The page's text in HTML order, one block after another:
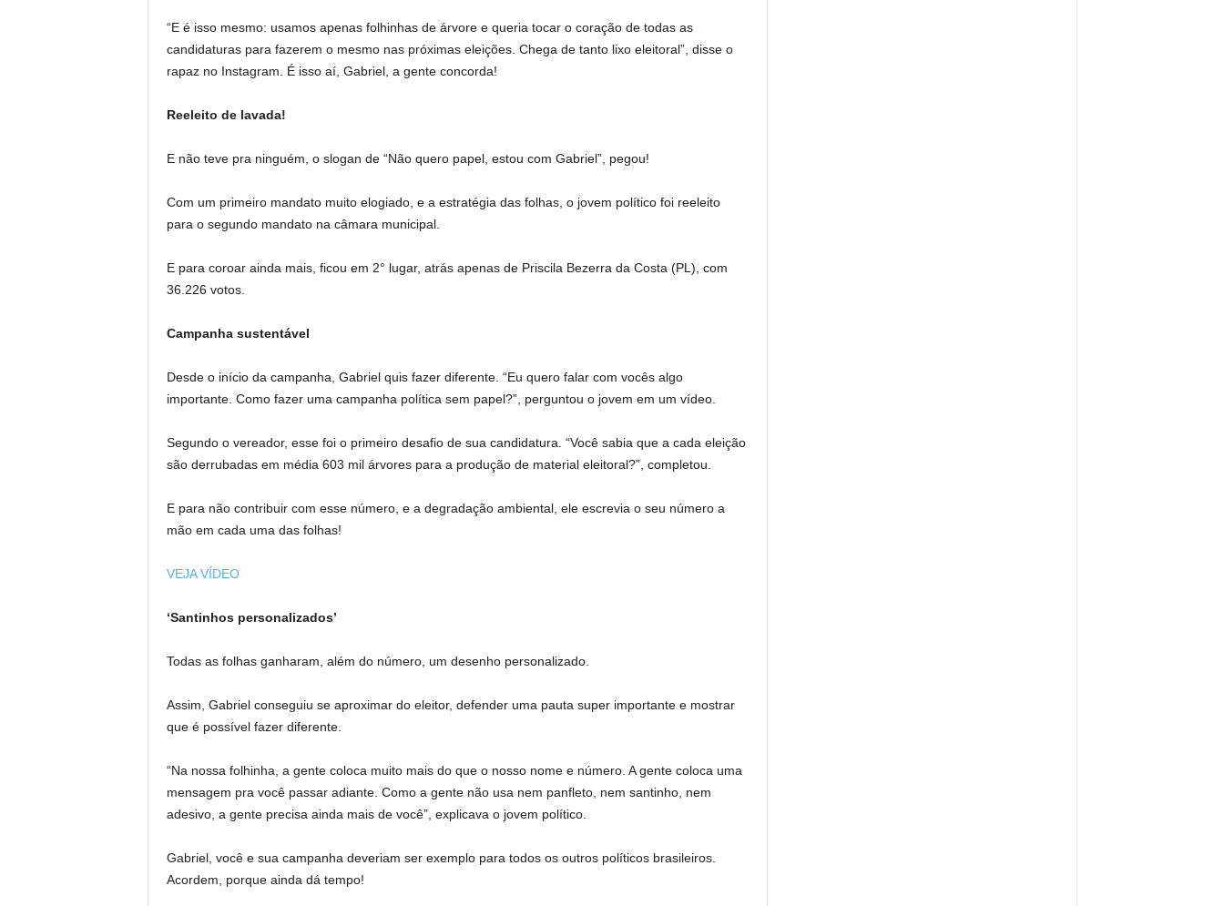
“E é isso mesmo: usamos apenas folhinhas de árvore e queria tocar o coração de todas as
candidaturas para fazerem o mesmo nas próximas eleições. Chega de tanto lixo eleitoral”, disse o
rapaz no Instagram. É isso aí, Gabriel, a gente concorda!
Reeleito de lavada!
E não teve pra ninguém, o slogan de “Não quero papel, estou com Gabriel”, pegou!
Com um primeiro mandato muito elogiado, e a estratégia das folhas, o jovem político foi reeleito
para o segundo mandato na câmara municipal.
E para coroar ainda mais, ficou em 2° lugar, atrás apenas de Priscila Bezerra da Costa (PL), com
36.226 votos.
Campanha sustentável
Desde o início da campanha, Gabriel quis fazer diferente. “Eu quero falar com vocês algo
importante. Como fazer uma campanha política sem papel?”, perguntou o jovem em um vídeo.
Segundo o vereador, esse foi o primeiro desafio de sua candidatura. “Você sabia que a cada eleição
são derrubadas em média 603 mil árvores para a produção de material eleitoral?”, completou.
E para não contribuir com esse número, e a degradação ambiental, ele escrevia o seu número a
mão em cada uma das folhas!
VEJA VÍDEO
‘Santinhos personalizados’
Todas as folhas ganharam, além do número, um desenho personalizado.
Assim, Gabriel conseguiu se aproximar do eleitor, defender uma pauta super importante e mostrar
que é possível fazer diferente.
“Na nossa folhinha, a gente coloca muito mais do que o nosso nome e número. A gente coloca uma
mensagem pra você passar adiante. Como a gente não usa nem panfleto, nem santinho, nem
adesivo, a gente precisa ainda mais de você”, explicava o jovem político.
Gabriel, você e sua campanha deveriam ser exemplo para todos os outros políticos brasileiros.
Acordem, porque ainda dá tempo!